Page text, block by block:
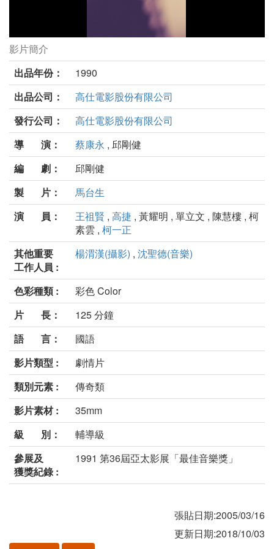
阿嬰劇照
影片簡介
出品年份：
1990
出品公司：
高仕電影股份有限公司
發行公司：
高仕電影股份有限公司
導 演：
蔡康永 , 邱剛健
編 劇：
邱剛健
製 片：
馬台生
演 員：
王祖賢 , 高捷 , 黃耀明 , 單立文 , 陳慧樓 , 柯
素雲 , 柯一正
其他重要
工作人員 :
楊渭漢(攝影) , 沈聖德(音樂)
色彩種類 :
彩色 Color
片 長：
125 分鐘
語 言：
國語
影片類型 :
劇情片
類別元素 :
傳奇類
影片素材 :
35mm
級 別：
輔導級
參展及
獲獎紀錄 :
1991 第36屆亞太影展「最佳音樂獎」
張貼日期:2005/03/16
更新日期:2018/10/03